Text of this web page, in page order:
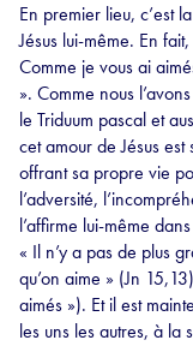
En premier lieu, c’est
Jésus lui-même. En
Comme je vous ai
». Comme nous
le Triduum pascal et
cet amour de Jésus
offrant sa propre vie
l’adversité,
l’affirme lui-même
« Il n’y a pas de plus
qu’on aime » (Jn
aimés »). Et il est
les uns les autres, à la